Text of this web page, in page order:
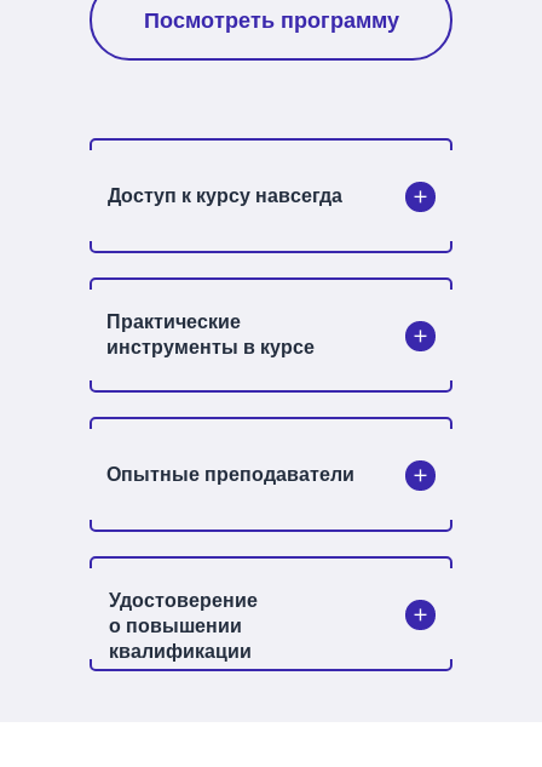
Посмотреть программу
Практические
инструменты в курсе
Доступ к курсу навсегда
Удостоверение
о повышении
квалификации
Опытные преподаватели